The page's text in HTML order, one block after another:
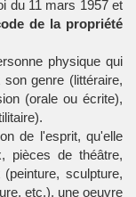
du 11 mars 1957 et
de la propriété
physique qui
genre (littéraire,
(orale ou écrite),
de l'esprit, qu'elle
pièces de théâtre,
sculpture,
etc.), une oeuvre